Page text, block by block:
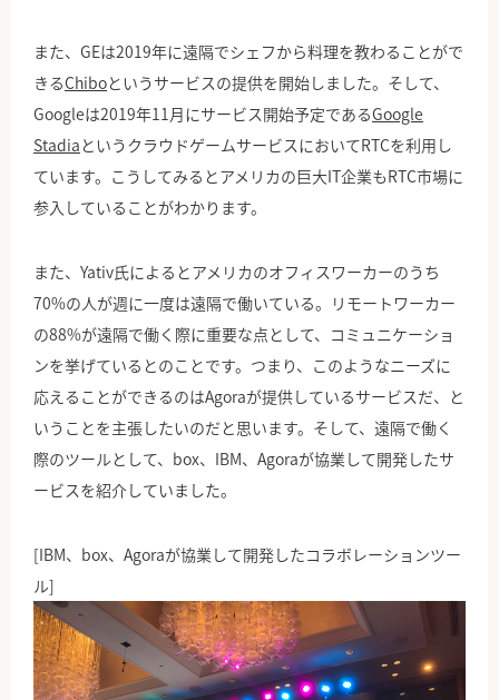
また、GEは2019年に遠隔でシェフから料理を教わることがで
きるChiboというサービスの提供を開始しました。そして、
Googleは2019年11月にサービス開始予定であるGoogle
Stadia というクラウドゲームサービスにおいてRTCを利用し
ています。こうしてみるとアメリカの巨大IT企業もRTC市場に
参入していることがわかります。
また、Yativ氏によるとアメリカのオフィスワーカーのうち
70%の人が週に一度は遠隔で働いている。リモートワーカー
の88%が遠隔で働く際に重要な点として、コミュニケーショ
ンを挙げているとのことです。つまり、このようなニーズに
応えることができるのはAgoraが提供しているサービスだ、と
いうことを主張したいのだと思います。そして、遠隔で働く
際のツールとして、box、IBM、Agoraが協業して開発したサ
ービスを紹介していました。
[IBM、box、Agoraが協業して開発したコラボレーションツー
ル]